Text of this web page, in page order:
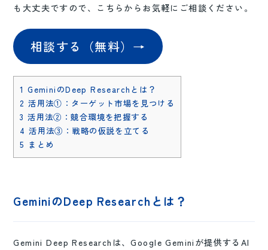
も大丈夫ですので、こちらからお気軽にご相談ください。
相談する（無料）→
1 GeminiのDeep Researchとは？
2 活用法①：ターゲット市場を見つける
3 活用法②：競合環境を把握する
4 活用法③：戦略の仮説を立てる
5 まとめ
GeminiのDeep Researchとは ？
Gemini Deep Researchは、Google Geminiが提供するAI